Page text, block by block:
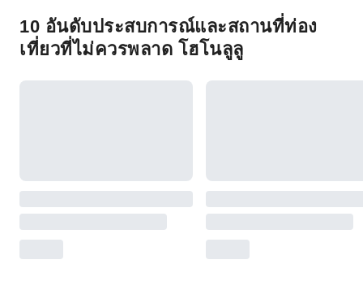
10 อันดับประสบการณ์และสถานที่ท่อง
เที่ยวที่ไม่ควรพลาด โฮโนลูลู